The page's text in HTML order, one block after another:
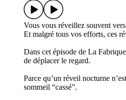
Vous vous réveillez souvent
Et malgré tous vos efforts, ces
Dans cet épisode de La
de déplacer le regard.
Parce qu’un réveil nocturne
sommeil “cassé”.